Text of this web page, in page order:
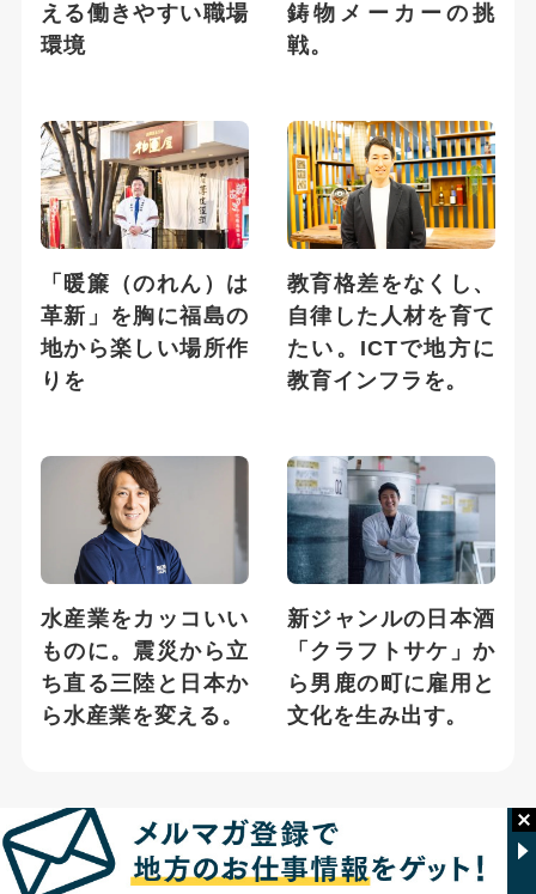
える働きやすい職場
環境
鋳物メーカーの挑
戦。
「暖簾（のれん）は
革新」を胸に福島の
地から楽しい場所作
りを
教育格差をなくし、
自律した人材を育て
たい。ICTで地方に
教育インフラを。
水産業をカッコいい
ものに。震災から立
ち直る三陸と日本か
ら水産業を変える。
新ジャンルの日本酒
「クラフトサケ」か
ら男鹿の町に雇用と
文化を生み出す。
新着記事